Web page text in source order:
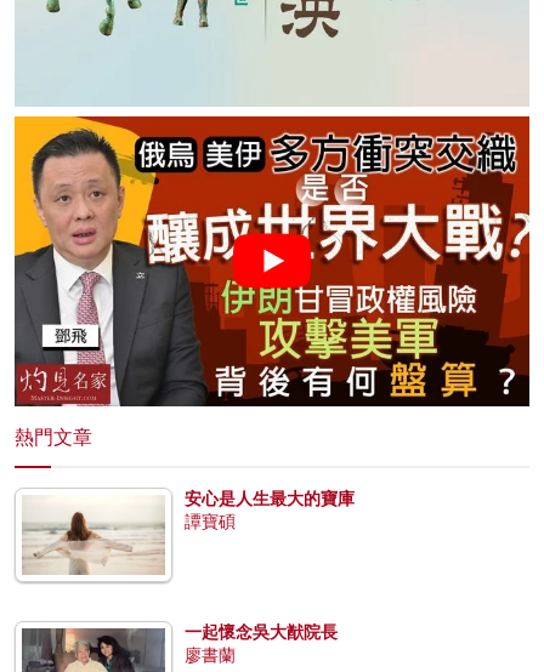
熱門文章
安心是人生最大的寶庫
譚寶碩
一起懷念吳大猷院長
廖書蘭